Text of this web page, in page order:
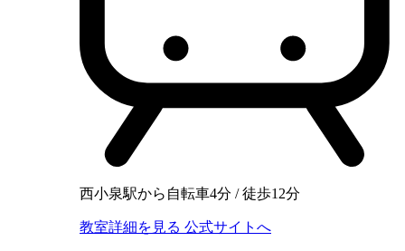
西小泉駅から自転車4分 / 徒歩12分
教室詳細を見る 公式サイトへ